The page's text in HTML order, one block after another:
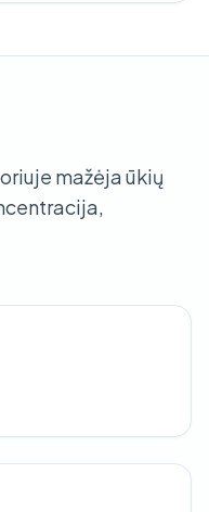
mažėja ūkių